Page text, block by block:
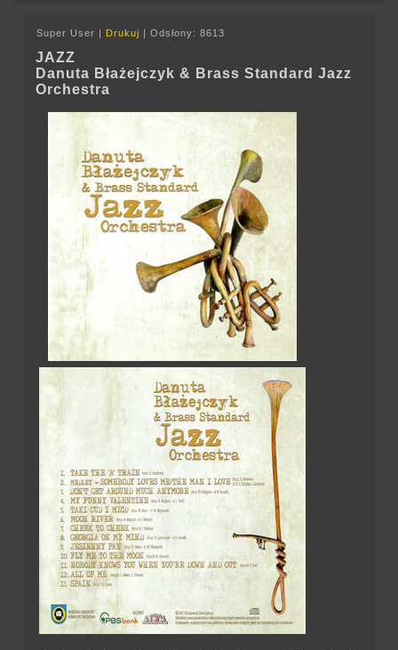
Super User | Drukuj |Odsłony: 8613
JAZZ
Danuta Błażejczyk & Brass Standard Jazz
Orchestra